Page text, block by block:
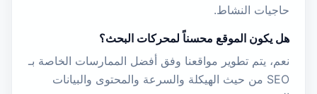
حاجيات النشاط.
هل يكون الموقع محسناً لمحركات البحث؟
نعم، يتم تطوير مواقعنا وفق أفضل الممارسات الخاصة بـ
SEO من حيث الهيكلة والسرعة والمحتوى والبيانات